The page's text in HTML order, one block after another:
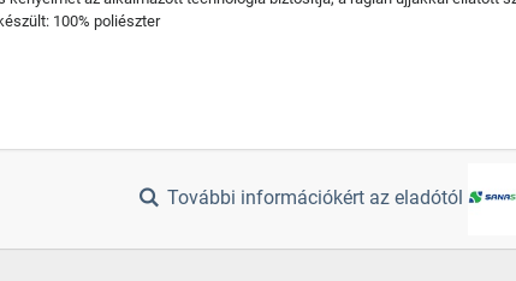
100% poliészter
További információkért az eladótól